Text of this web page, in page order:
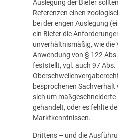
Auslegung der Bieter
Referenzen einen
bei der engen Auslegung
ein Bieter die
unverhältnismäßig, wie die
Anwendung von § 122
feststellt, vgl. auch 97 Abs.
besprochenen
sich um
gehandelt, oder es fehlte
Marktkenntnissen.
Drittens – und die